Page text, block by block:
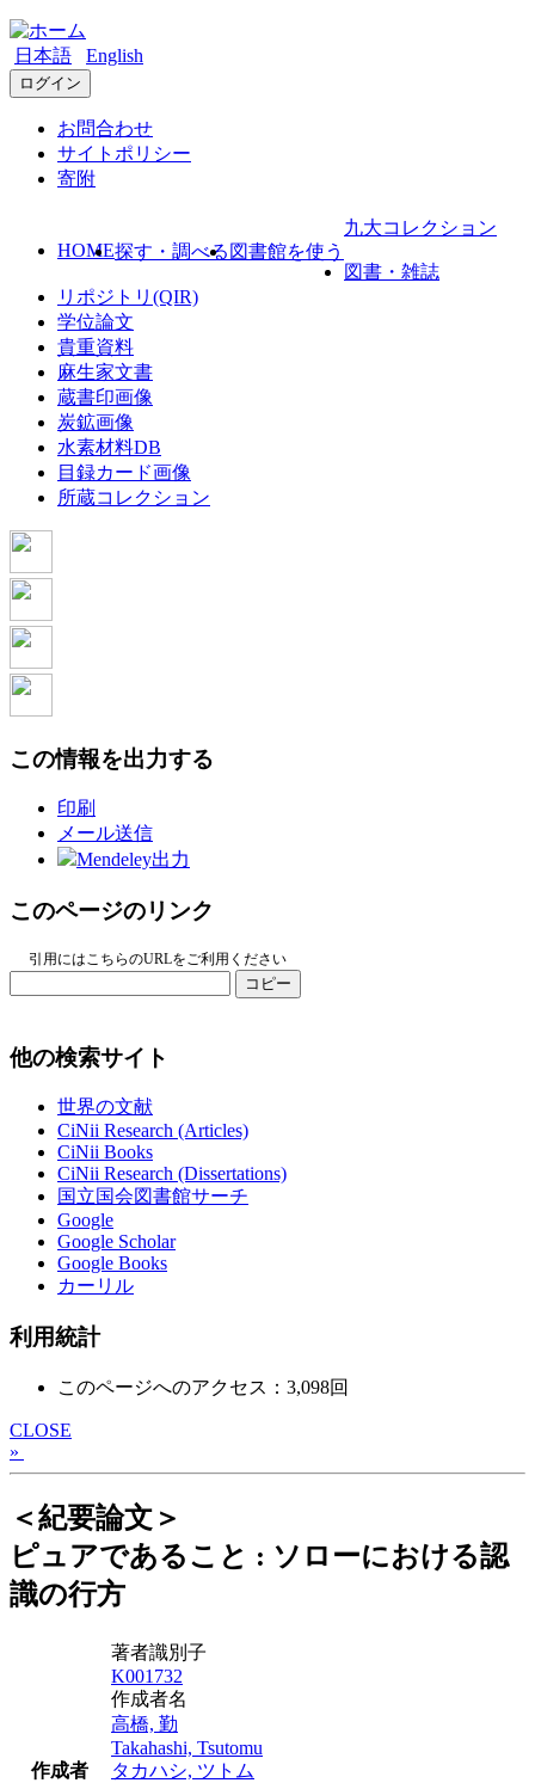
日本語 English
ログイン
お問合わせ
サイトポリシー
寄附
HOME探す・調べる 図書館を使う
九大コレクション
図書・雑誌
リポジトリ(QIR)
学位論文
貴重資料
麻生家文書
蔵書印画像
炭鉱画像
水素材料DB
目録カード画像
所蔵コレクション
この情報を出力する
印刷
メール送信
Mendeley出力
このページのリンク
引用にはこちらのURLをご利用ください
コピー
他の検索サイト
世界の文献
CiNii Research (Articles)
CiNii Books
CiNii Research (Dissertations)
国立国会図書館サーチ
Google
Google Scholar
Google Books
カーリル
利用統計
このページへのアクセス：3,098回
CLOSE
»
＜紀要論文＞
ピュアであること : ソローにおける認
識の行方
作成者
著者識別子
K001732
作成者名
高橋, 勤
Takahashi, Tsutomu
タカハシ, ツトム